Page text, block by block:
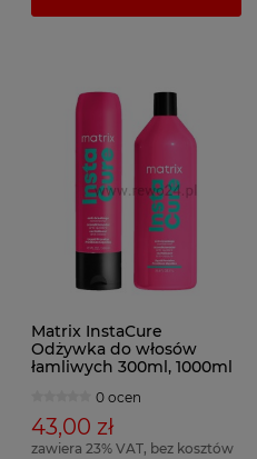
Matrix InstaCure
Odżywka do włosów
łamliwych 300ml, 1000ml
0 ocen
43,00 zł
zawiera 23% VAT, bez kosztów